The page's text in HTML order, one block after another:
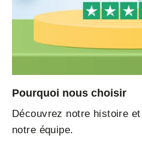
Pourquoi nous choisir
Découvrez notre histoire
notre équipe.